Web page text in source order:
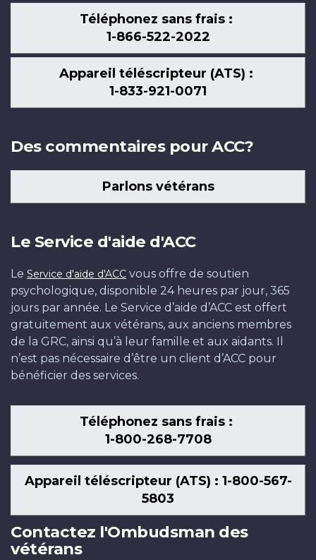
Téléphonez sans frais :
1-866-522-2022
Appareil téléscripteur (ATS) :
1-833-921-0071
Des commentaires pour ACC?
Parlons vétérans
Le Service d'aide d'ACC
Le Service d'aide d'ACC vous offre de soutien
psychologique, disponible 24 heures par jour, 365
jours par année. Le Service d’aide d’ACC est offert
gratuitement aux vétérans, aux anciens membres
de la GRC, ainsi qu’à leur famille et aux aidants. Il
n’est pas nécessaire d’être un client d’ACC pour
bénéficier des services.
Téléphonez sans frais :
1-800-268-7708
Appareil téléscripteur (ATS) : 1-800-567-
5803
Contactez l'Ombudsman des
vétérans